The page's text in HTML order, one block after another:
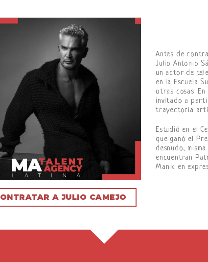
A JULIO CAMEJO
Antes de
Julio Antonio
un actor de
en la Escuela
otras cosas.
invitado a
trayectoria
Estudió en el
que ganó el
desnudo,
encuentran
Manik en